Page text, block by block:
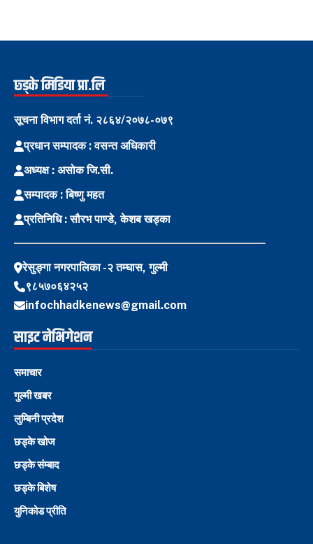
छ्ड्के मिडिया प्रा.लि
सूचना विभाग दर्ता नं. २८६४/२०७८-०७९
प्रधान सम्पादक : वसन्त अधिकारी
अध्यक्ष : असोक जि.सी.
सम्पादक : बिष्णु महत
प्रतिनिधि : सौरभ पाण्डे, केशब खड्का
रेसुङ्गा नगरपालिका -२ तम्घास, गुल्मी
९८५७०६४२५२
infochhadkenews@gmail.com
साइट नेभिगेशन
समाचार
गुल्मी खबर
लुम्बिनी प्रदेश
छड्के खोज
छड्के संम्बाद
छड्के बिशेष
युनिकोड प्रीति